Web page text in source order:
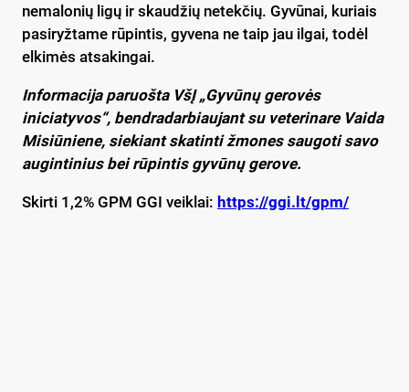
nemalonių ligų ir skaudžių netekčių. Gyvūnai, kuriais
pasiryžtame rūpintis, gyvena ne taip jau ilgai, todėl
elkimės atsakingai.
Informacija paruošta VšĮ „Gyvūnų gerovės
iniciatyvos“, bendradarbiaujant su veterinare Vaida
Misiūniene, siekiant skatinti žmones saugoti savo
augintinius bei rūpintis gyvūnų gerove.
Skirti 1,2% GPM GGI veiklai: https://ggi.lt/gpm/